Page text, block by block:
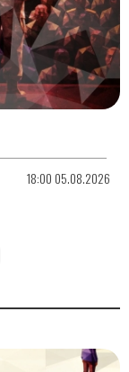
18:00 05.08.2026